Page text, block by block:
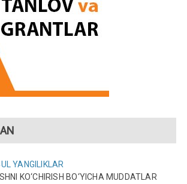
YANGILIKLAR
KO‘CHIRISH BO‘YICHA MUDDATLAR